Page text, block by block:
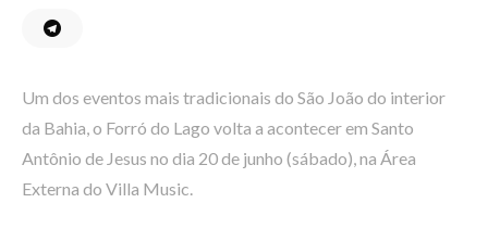
Um dos eventos mais tradicionais do São João do interior
da Bahia, o Forró do Lago volta a acontecer em Santo
Antônio de Jesus no dia 20 de junho (sábado), na Área
Externa do Villa Music.